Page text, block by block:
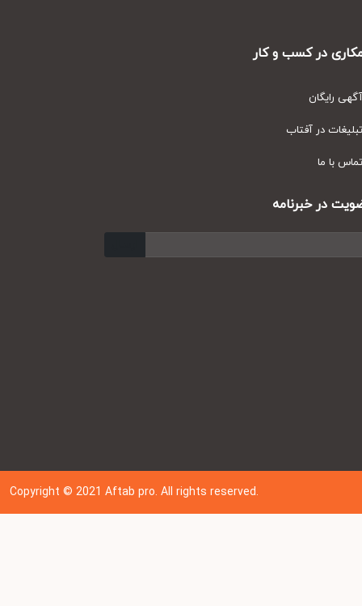
در کسب و کار
رایگان
در آفتاب
با ما
در خبرنامه
Copyright © 202 1Aftab pro. All rights reserved.